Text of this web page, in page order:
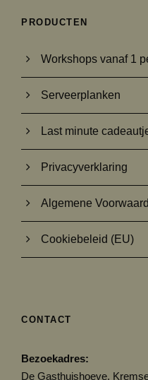
PRODUCTEN
Workshops vanaf 1
Serveerplanken
Last minute
Privacyverklaring
Algemene
Cookiebeleid (EU)
CONTACT
Bezoekadres:
De Gasthuishoeve,